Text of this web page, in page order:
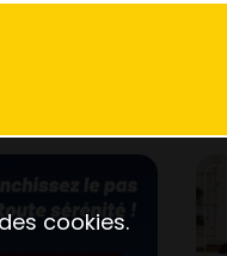
cookies.